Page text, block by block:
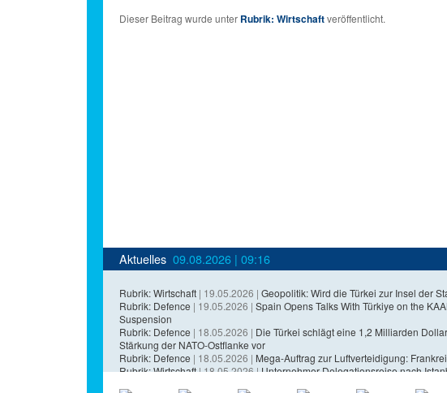
Dieser Beitrag wurde unter Rubrik: Wirtschaftveröffentlicht.
Aktuelles 09.08.2026 | 09:16
Rubrik: Wirtschaft | 19.05.2026 | Geopolitik: Wird die Türkei zur Insel der
Rubrik: Defence | 19.05.2026 | Spain Opens Talks With Türkiye on the
Suspension
Rubrik: Defence | 18.05.2026 | Die Türkei schlägt eine 1,2 Milliarden
Stärkung der NATO-Ostflanke vor
Rubrik: Defence | 18.05.2026 | Mega-Auftrag zur Luftverteidigung:
Rubrik: Wirtschaft| 18.05.2026 |Unternehmer-Delegationsreise nach